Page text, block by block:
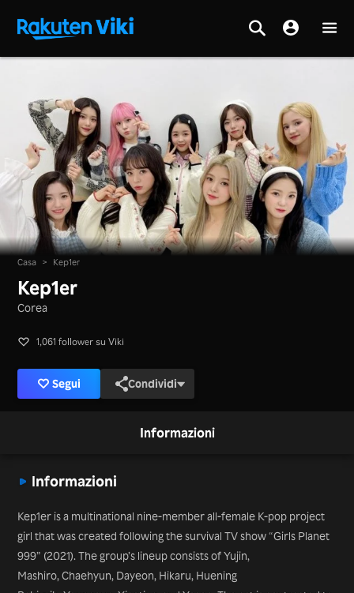
Casa > Kep1er
Kep1er
Corea
1,061 follower su Viki
Segui Condividi
Informazioni
Informazioni
Kep1er is a multinational nine-member all-female K-pop project
girl that was created following the survival TV show “Girls Planet
999” (2021). The group’s lineup consists of Yujin,
Mashiro, Chaehyun, Dayeon, Hikaru, Huening